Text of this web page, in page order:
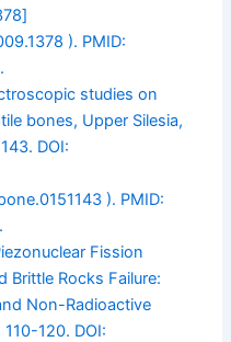
). PMID:
studies on
bones, Upper Silesia,
DOI:
). PMID:
Fission
Brittle Rocks Failure:
Non-Radioactive
120. DOI: